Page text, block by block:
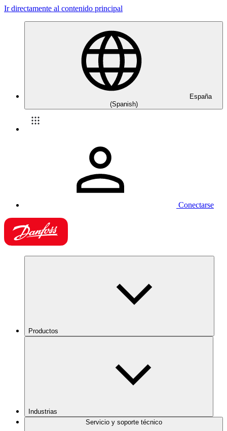
Ir directamente al contenido principal
España
(Spanish)
Conectarse
Productos
Industrias
Servicio y soporte técnico